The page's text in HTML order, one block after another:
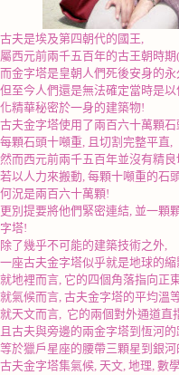
古夫是埃及第四朝代的國王,
屬西元前兩千五百年的古王朝時期(
而金字塔是皇朝人們死後安身的永
但至今人們還是無法確定當時是
化精華秘密於一身的建築物!
古夫金字塔使用了兩百六十萬顆石
每顆石頭十噸重, 且切割完整平直,
然而西元前兩千五百年並沒有精
若以人力來搬動, 每顆十噸重的石
何況是兩百六十萬顆!
更別提要將他們緊密連結, 並一顆
字塔!
除了幾乎不可能的建築技術之外,
一座古夫金字塔似乎就是地球的縮
就地裡而言, 它的四個角落指向正
就氣候而言, 古夫金字塔的平均溫
就天文而言, 它的兩個對外通道直
且古夫與旁邊的兩金字塔到恆河的
等於獵戶星座的腰帶三顆星到銀河
古夫金字塔集氣候, 天文, 地理, 數